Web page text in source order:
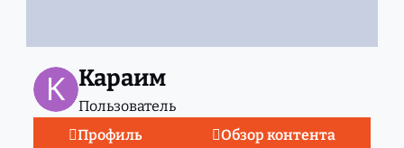
Караим
Пользователь
Профиль Обзор контента